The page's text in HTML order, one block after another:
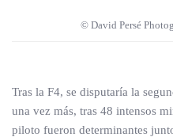
© David Persé
Tras la F4, se disputaría la
una vez más, tras 48 intensos
piloto fueron determinantes